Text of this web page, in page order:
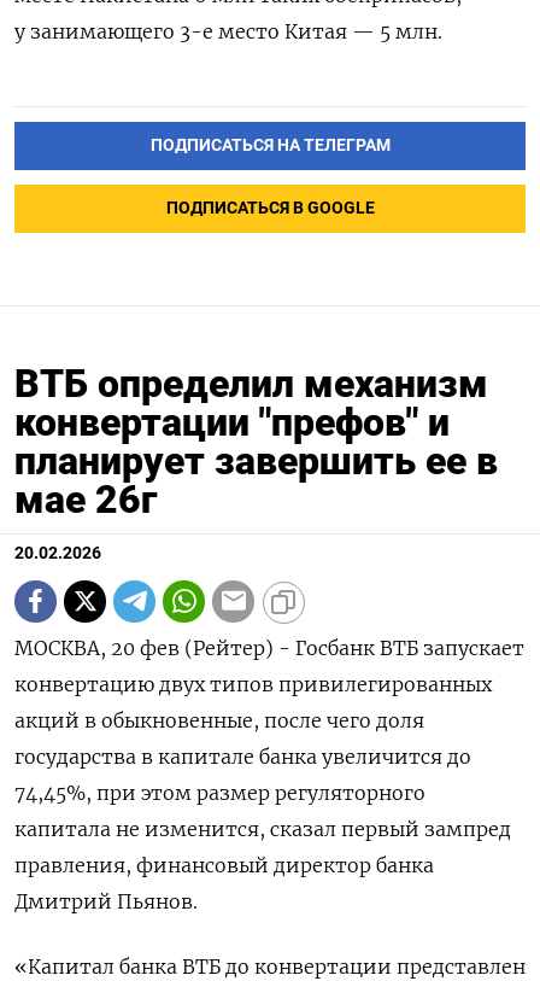
у занимающего 3-е место Китая — 5 млн.
ПОДПИСАТЬСЯ НА ТЕЛЕГРАМ
ПОДПИСАТЬСЯ В GOOGLE
ВТБ определил механизм
конвертации "префов" и
планирует завершить ее в
мае 26г
20.02.2026
МОСКВА, 20 фев (Рейтер) - Госбанк ВТБ запускает
конвертацию двух типов привилегированных
акций в обыкновенные, после чего доля
государства в капитале банка увеличится до
74,45%, при этом размер регуляторного
капитала не изменится, сказал первый зампред
правления, финансовый ‌директор банка
Дмитрий Пьянов.
«Капитал банка ВТБ до конвертации представлен